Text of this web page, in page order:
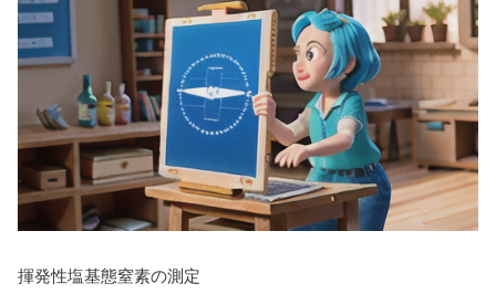
揮発性塩基態窒素の測定